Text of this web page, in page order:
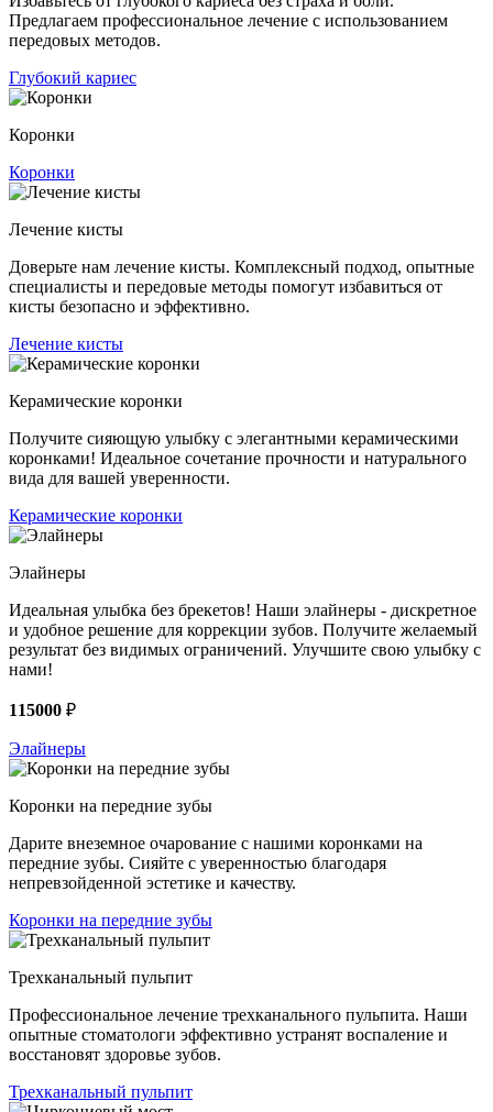
Предлагаем профессиональное лечение с использованием
передовых методов.
Глубокий кариес
Коронки
Коронки
Лечение кисты
Доверьте нам лечение кисты. Комплексный подход, опытные
специалисты и передовые методы помогут избавиться от
кисты безопасно и эффективно.
Лечение кисты
Керамические коронки
Получите сияющую улыбку с элегантными керамическими
коронками! Идеальное сочетание прочности и натурального
вида для вашей уверенности.
Керамические коронки
Элайнеры
Идеальная улыбка без брекетов! Наши элайнеры - дискретное
и удобное решение для коррекции зубов. Получите желаемый
результат без видимых ограничений. Улучшите свою улыбку с
нами!
115000 ₽
Элайнеры
Коронки на передние зубы
Дарите внеземное очарование с нашими коронками на
передние зубы. Сияйте с уверенностью благодаря
непревзойденной эстетике и качеству.
Коронки на передние зубы
Трехканальный пульпит
Профессиональное лечение трехканального пульпита. Наши
опытные стоматологи эффективно устранят воспаление и
восстановят здоровье зубов.
Трехканальный пульпит